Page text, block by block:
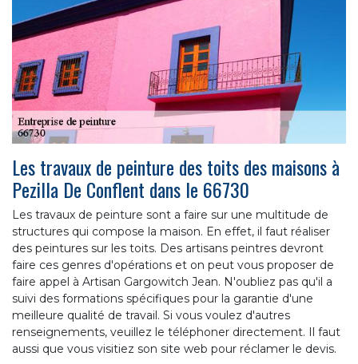
Les travaux de peinture des toits des maisons à
Pezilla De Conflent dans le 66730
Les travaux de peinture sont a faire sur une multitude de
structures qui compose la maison. En effet, il faut réaliser
des peintures sur les toits. Des artisans peintres devront
faire ces genres d'opérations et on peut vous proposer de
faire appel à Artisan Gargowitch Jean. N'oubliez pas qu'il a
suivi des formations spécifiques pour la garantie d'une
meilleure qualité de travail. Si vous voulez d'autres
renseignements, veuillez le téléphoner directement. Il faut
aussi que vous visitiez son site web pour réclamer le devis.